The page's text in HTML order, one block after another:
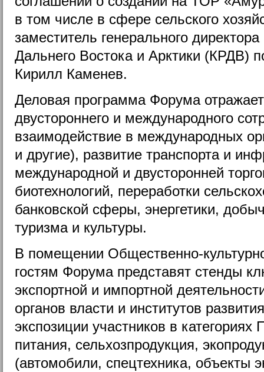
в том числе в сфере сельского
заместитель генерального
Дальнего Востока и Арктики (КРДВ)
Кирилл Каменев.
Деловая программа Форума
двустороннего и международного
взаимодействие в международных
и другие), развитие транспорта и
международной и двусторонней
биотехнологий, переработки
банковской сферы, энергетики,
туризма и культуры.
В помещении Общественно-
гостям Форума представят стенды
экспортной и импортной
органов власти и институтов
экспозиции участников в
питания, сельхозпродукция,
(автомобили, спецтехника, объекты